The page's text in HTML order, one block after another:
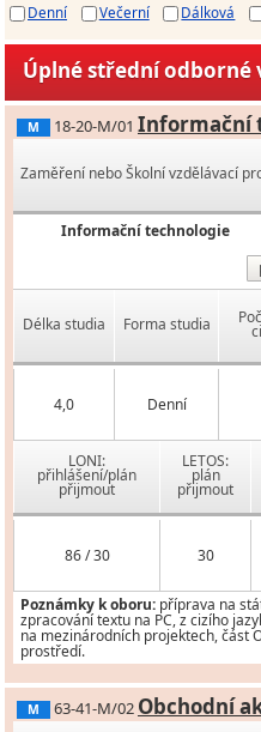
Denní
Večerní Dálková
Úplné střední odborné
M 18-20-M/01 Informační
Zaměření nebo Školní vzdělávací
Informační technologie
Délka studia Forma studia
4,0 Denní
LONI:
přihlášení/plán
přijmout
LETOS:
plán
přijmout
86 / 30 30
Poznámky k oboru: příprava na
zpracování textu na PC, z cizího
na mezinárodních projektech, část
prostředí.
M 63-41-M/02 Obchodní